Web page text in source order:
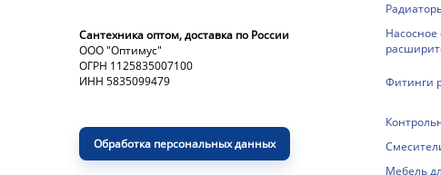
Сантехника оптом, доставка по России
ООО "Оптимус"
ОГРН 1125835007100
ИНН 5835099479
Обработка персональных данных
Насосное
Фитинги
Мебель